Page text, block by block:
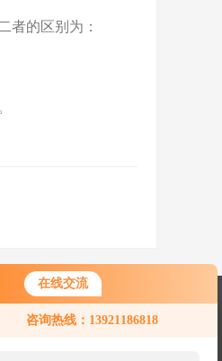
在线交流
咨询热线：13921186818
者的区别为：